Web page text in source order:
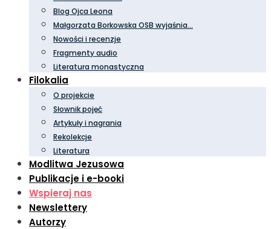
Blog Ojca Leona
Małgorzata Borkowska OSB wyjaśnia…
Nowości i recenzje
Fragmenty audio
Literatura monastyczna
Filokalia
O projekcie
Słownik pojęć
Artykuły i nagrania
Rekolekcje
Literatura
Modlitwa Jezusowa
Publikacje i e-booki
Wspieraj nas
Newslettery
Autorzy